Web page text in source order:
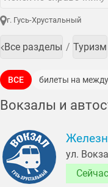
г. Гусь-Хрустальный
Все разделы Туризм
ВСЕ
билеты на
билеты на пригородные
Вокзалы и
ул.